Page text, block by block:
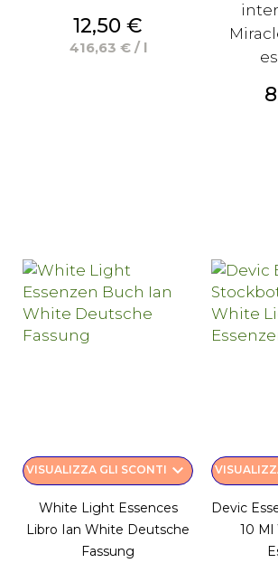
Prezzo
12,50 €
416,63 € / l
VISUALIZZA GLI SCONTI keyboard_arrow_down
White Light Essences
Libro Ian White Deutsche
Fassung
Devic
10